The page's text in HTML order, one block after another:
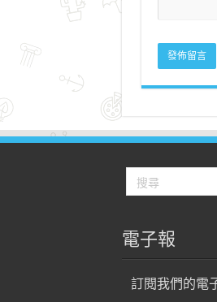
電子報
訂閱我們的電